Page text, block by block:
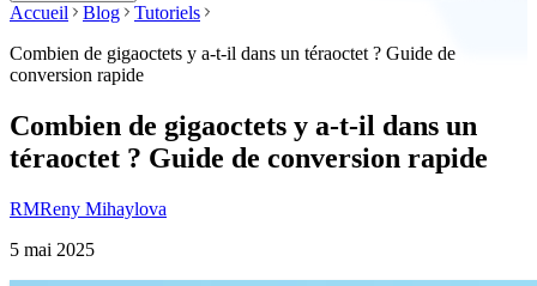
Accueil Blog
Tutoriels
Combien de gigaoctets y a-t-il dans un téraoctet ? Guide de
conversion rapide
Combien de gigaoctets y a-t-il dans un
téraoctet ? Guide de conversion rapide
RMReny Mihaylova
5 mai 2025